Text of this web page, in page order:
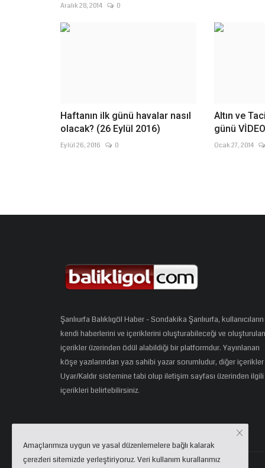
Aralık 28, 2014 0
Haftanın ilk günü havalar nasıl
olacak? (26 Eylül 2016)
Eylül 26, 2016 0
Altın ve
günü VİDEO
Ocak 27, 2014
Şanlıurfa Balıklıgöl Haber - Sondakika Şanlıurfa, kullanıcıların
kendi haberlerini ve içeriklerini oluşturabileceği ve oluşturulan
içerikler üzerinden ödül alabildiği bir platformdur. Yayınlanan
köşe yazılarından yazı sahibi yazar sorumludur, diğer içerikler
Uyar/Kaldır sistemine tabi olup iletişim sayfası üzerinden ilgili
içerikleri belirtebilirsiniz.
Amaçlarımıza uygun ve yasal düzenlemelere bağlı kalarak
çerezleri sitemizde yerleştiriyoruz. Veri kullanım kurallarımız